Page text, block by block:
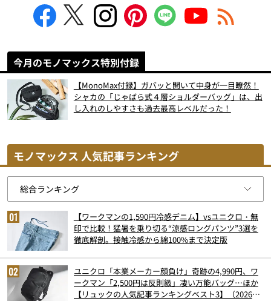
今月のモノマックス特別付録
【MonoMax付録】ガバッと開いて中身が一目瞭然！
シャカの「じゃばら式４層ショルダーバッグ」は、出
し入れのしやすさも過去最高レベルだった！
モノマックス 人気記事ランキング
【ワークマンの1,590円冷感デニム】vsユニクロ・無
印で比較！猛暑を乗り切る“涼感ロングパンツ”3選を
徹底解剖。接触冷感から綿100%まで決定版
ユニクロ「本業メーカー顔負け」奇跡の4,990円、ワ
ークマン「2,500円は反則級」凄い万能バッグ…ほか
【リュックの人気記事ランキングベスト3】（2026年